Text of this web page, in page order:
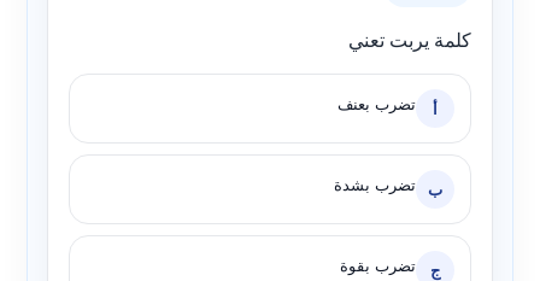
كلمة يربت تعني
أ تضرب بعنف
ب تضرب بشدة
ج تضرب بقوة